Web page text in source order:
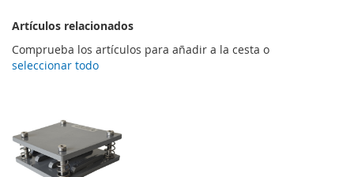
Artículos relacionados
Comprueba los artículos para añadir a la cesta o
seleccionar todo